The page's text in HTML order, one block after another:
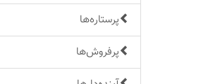
پرستاره‌ها
پرفروش‌ها